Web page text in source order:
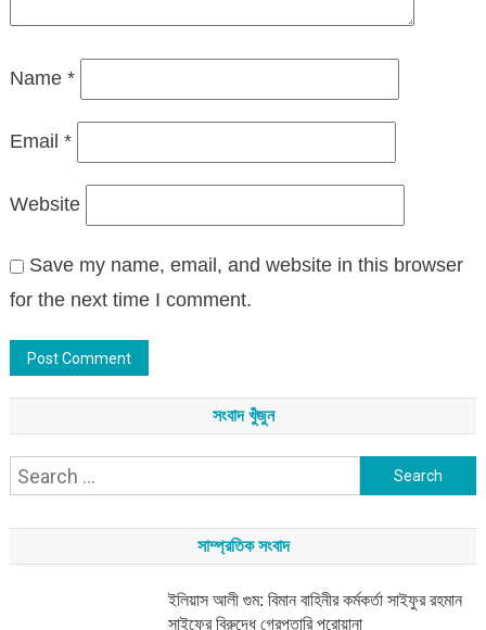
Name *
Email *
Website
Save my name, email, and website in this browser
for the next time I comment.
সংবাদ খুঁজুন
Search
সাম্প্রতিক সংবাদ
ইলিয়াস আলী গুম: বিমান বাহিনীর কর্মকর্তা সাইফুর রহমান
সাইফের বিরুদ্ধে গ্রেপ্তারি পরোয়ানা